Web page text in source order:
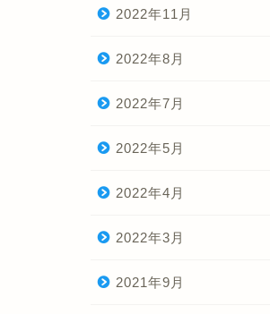
2022年11月
2022年8月
2022年7月
2022年5月
2022年4月
2022年3月
2021年9月